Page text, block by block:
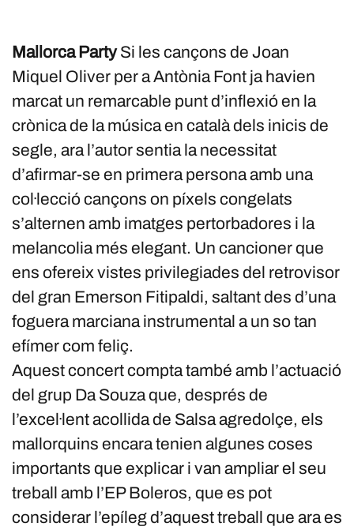
Mallorca PartySi les cançons de Joan
Miquel Oliver per a Antònia Font ja havien
marcat un remarcable punt d’inflexió en la
crònica de la música en català dels inicis de
segle, ara l’autor sentia la necessitat
d’afirmar-se en primera persona amb una
col·lecció cançons on píxels congelats
s’alternen amb imatges pertorbadores i la
melancolia més elegant. Un cancioner que
ens ofereix vistes privilegiades del retrovisor
del gran Emerson Fitipaldi, saltant des d’una
foguera marciana instrumental a un so tan
efímer com feliç.
Aquest concert compta també amb l’actuació
del grup Da Souza que, després de
l’excel·lent acollida de Salsa agredolçe, els
mallorquins encara tenien algunes coses
importants que explicar i van ampliar el seu
treball amb l’EP Boleros, que es pot
considerar l’epíleg d’aquest treball que ara es